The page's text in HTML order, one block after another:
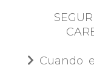
Cuando